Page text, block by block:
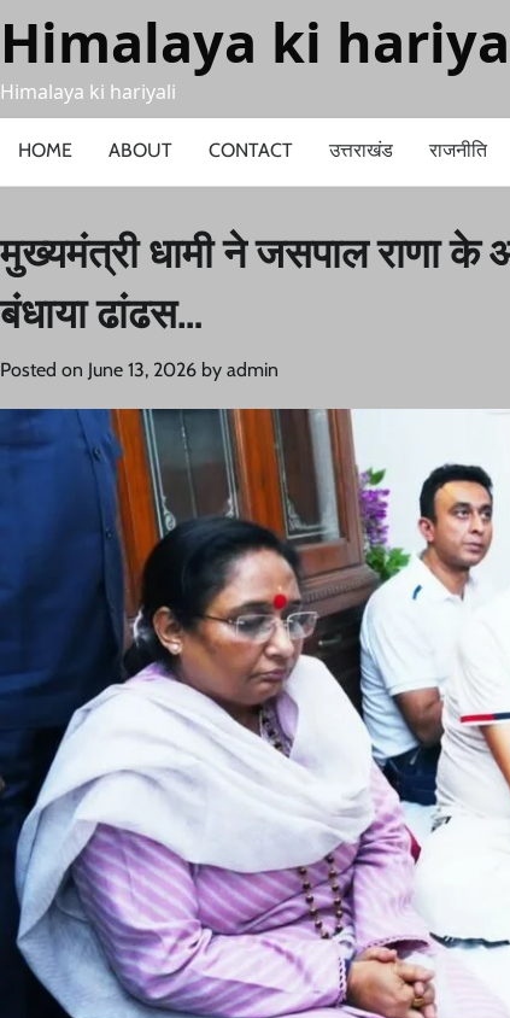
to
content
Himalaya ki
Himalaya ki hariyali
HOME ABOUT CONTACT उत्तराखंड राजनीति
मुख्यमंत्री धामी ने जसपाल राणा के
बंधाया ढांढस…
Posted on June 13, 2026 by admin